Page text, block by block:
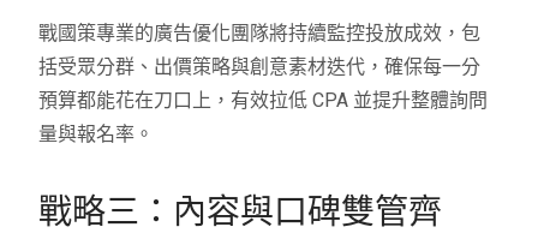
戰國策專業的廣告優化團隊將持續監控投放成效，包
括受眾分群、出價策略與創意素材迭代，確保每一分
預算都能花在刀口上，有效拉低 CPA 並提升整體詢問
量與報名率。
戰略三：內容與口碑雙管齊